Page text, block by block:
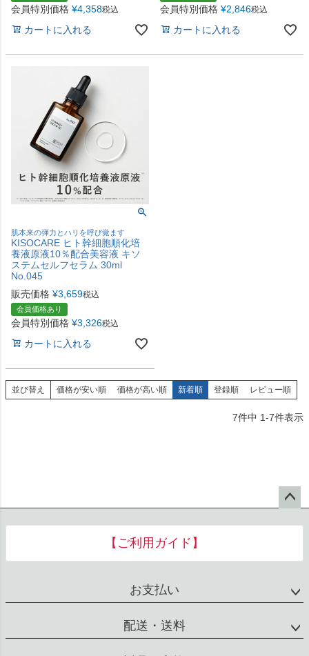
会員特別価格 ¥4,358税込
カートに入れる
会員特別価格 ¥2,846税込
カートに入れる
肌本来の弾力とハリを呼び覚ます
KISOCARE ヒト幹細胞順化培
養液原液10％配合美容液 キソ
ステムセルフセラム 30ml
No.045
販売価格 ¥3,659税込
会員価格あり
会員特別価格 ¥3,326税込
カートに入れる
並び替え 価格が安い順 価格が高い順 新着順 登録順 レビュー順
7件中 1-7件表示
へ
【ご利用ガイド】
お支払い
配送・送料